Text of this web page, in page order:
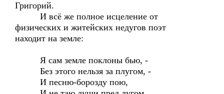
Григорий.
И всё же полное исцеление от
физических и житейских недугов поэт
находит на земле:
Я сам земле поклоны бью, -
Без этого нельзя за плугом, -
И песню-борозду пою,